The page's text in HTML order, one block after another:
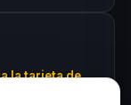
la tarjeta de